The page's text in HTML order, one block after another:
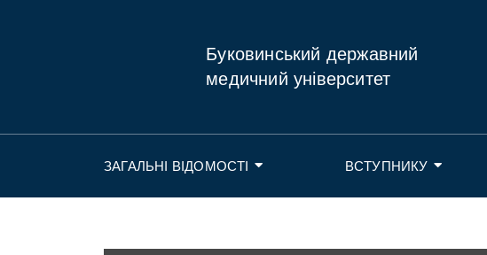
Буковинський державний
медичний університет
ЗАГАЛЬНІ ВІДОМОСТІ ВСТУПНИКУ